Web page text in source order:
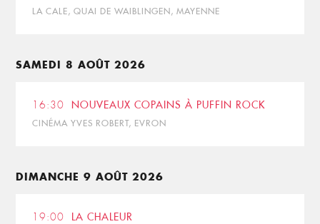
LA CALE, QUAI DE WAIBLINGEN, MAYENNE
SAMEDI 8 AOÛT 2026
16:30 NOUVEAUX COPAINS À PUFFIN ROCK
CINÉMA YVES ROBERT, EVRON
DIMANCHE 9 AOÛT 2026
19:00 LA CHALEUR